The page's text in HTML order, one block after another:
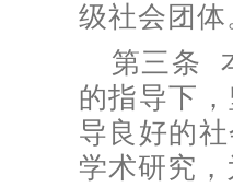
级社会团
第三条
的指导下
导良好的
学术研究